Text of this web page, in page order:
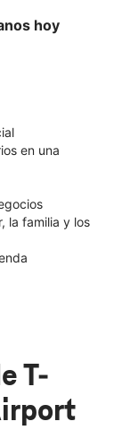
hoy
en una
la familia y los
T-